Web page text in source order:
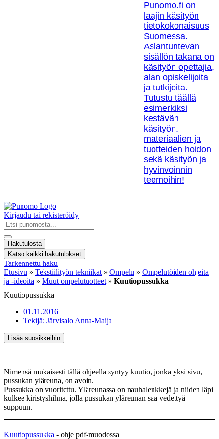
Punomo.fi on
laajin käsityön
tietokokonaisuus
Suomessa.
Asiantuntevan
sisällön takana on
käsityön opettajia,
alan opiskelijoita
ja tutkijoita.
Tutustu täällä
esimerkiksi
kestävän
käsityön,
materiaalien ja
tuotteiden hoidon
sekä käsityön ja
hyvinvoinnin
teemoihin!
Kirjaudu tai rekisteröidy
Search
...
Hakutulosta
Katso kaikki hakutulokset
Tarkennettu haku
Etusivu » Tekstiilityön tekniikat » Ompelu » Ompelutöiden ohjeita
ja -ideoita » Muut ompelutuotteet » Kuutiopussukka
Kuutiopussukka
01.11.2016
Tekijä: Järvisalo Anna-Maija
Lisää suosikkeihin
Nimensä mukaisesti tällä ohjeella syntyy kuutio, jonka yksi sivu,
pussukan yläreuna, on avoin.
Pussukka on vuoritettu. Yläreunassa on nauhalenkkejä ja niiden läpi
kulkee kiristyshihna, jolla pussukan yläreunan saa vedettyä
suppuun.
Kuutiopussukka - ohje pdf-muodossa